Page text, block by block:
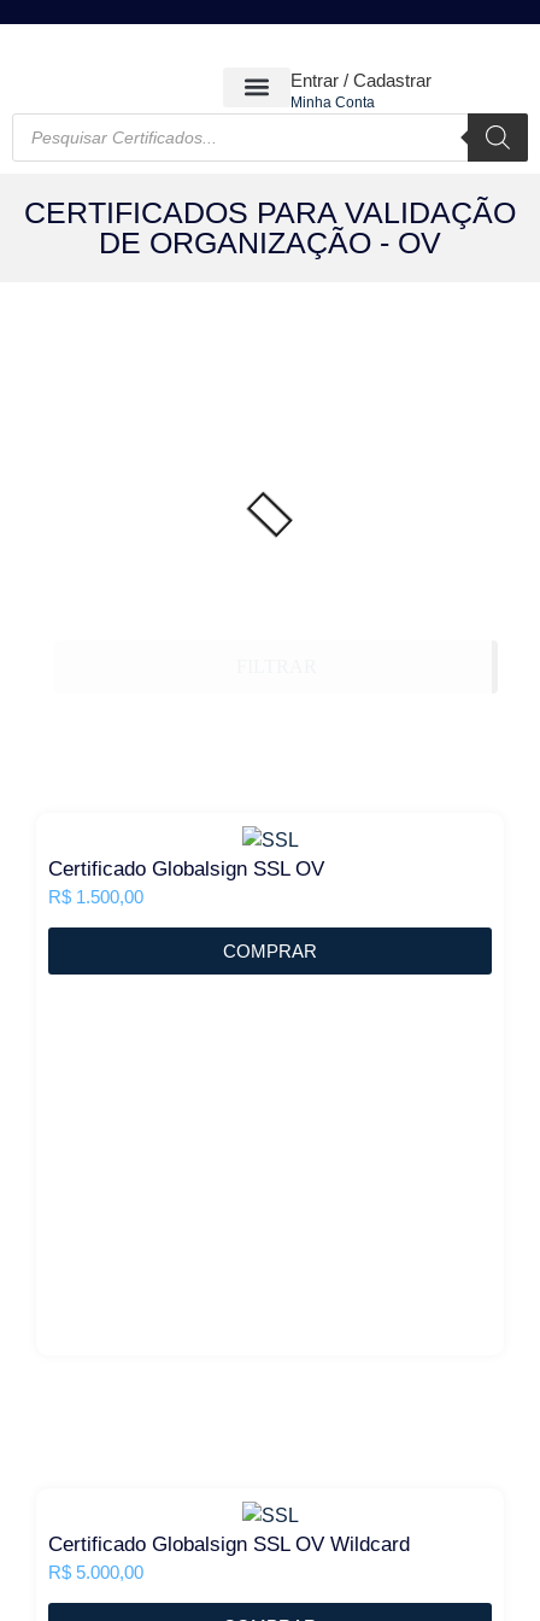
Entrar / Cadastrar
Minha Conta
CERTIFICADOS PARA VALIDAÇÃO
DE ORGANIZAÇÃO - OV
Certificado Globalsign SSL OV
R$ 1.500,00
COMPRAR
Certificado Globalsign SSL OV Wildcard
R$ 5.000,00